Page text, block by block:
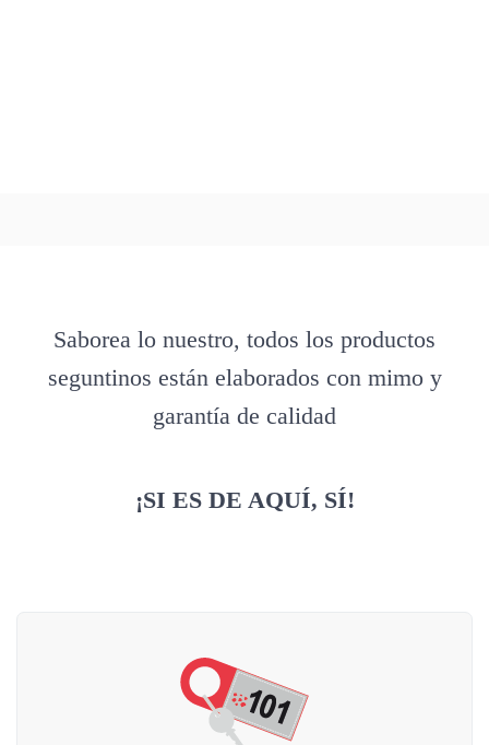
Saborea lo nuestro, todos los productos
seguntinos están elaborados con mimo y
garantía de calidad
¡SI ES DE AQUÍ, SÍ!